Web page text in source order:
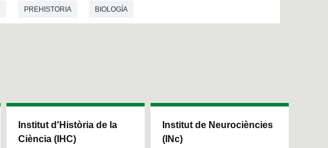
PREHISTORIA BIOLOGÍA
Institut d'Història de la
Ciència (IHC)
Institut de Neurociències
(INc)